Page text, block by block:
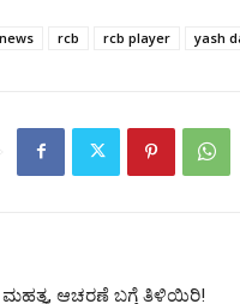
rcb rcb player yash
ಆಚರಣೆ ಬಗ್ಗೆ ತಿಳಿಯಿರಿ!